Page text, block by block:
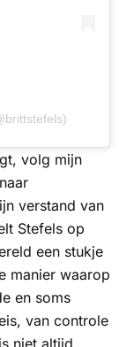
volg mijn
verstand van
Stefels op
een stukje
manier waarop
en soms
van controle